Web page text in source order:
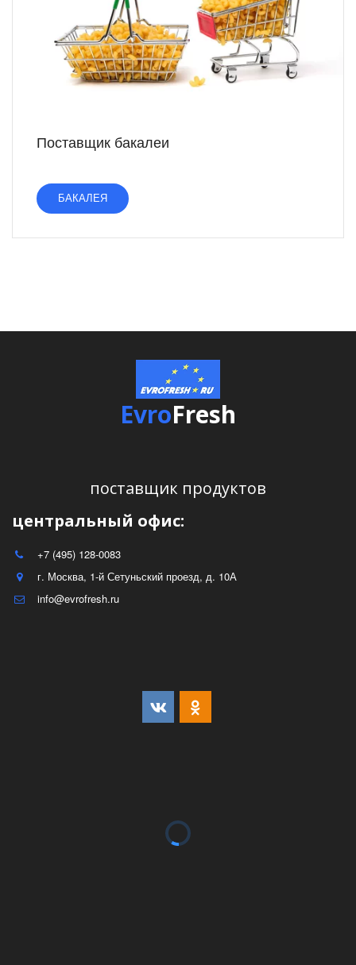
Поставщик бакалеи
БАКАЛЕЯ
EvroFresh
поставщик продуктов
центральный офис:
+7 (495) 128-0083
г. Москва, 1-й Сетуньский проезд, д. 10А
info@evrofresh.ru